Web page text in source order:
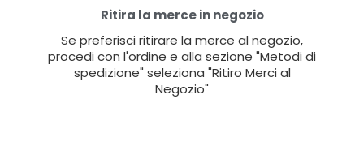
Ritira la merce in negozio
Se preferisci ritirare la merce al negozio,
procedi con l'ordine e alla sezione "Metodi di
spedizione" seleziona "Ritiro Merci al
Negozio"